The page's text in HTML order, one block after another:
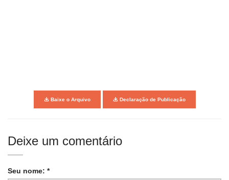
Baixe o Arquivo Declaração de Publicação
Deixe um comentário
Seu nome: *